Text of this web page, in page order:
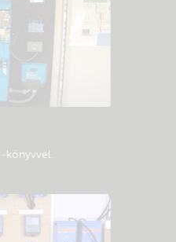
tudásbázisában
dokumentáció
könyvvel.